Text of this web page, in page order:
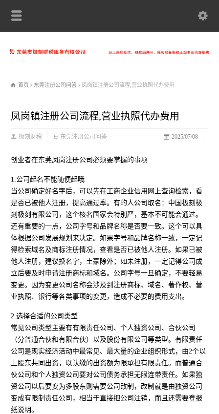
首页 东莞注册公司问答 凤岗镇注册公司流程,营业执照代办费用
凤岗镇注册公司流程,营业执照代办费用
2025/07/08
极刻财税 东莞注册公司问答
创业者在东莞凤岗注册公司必须要掌握的事项
1.公司起名不能随便起哦
当公司确定好名字后，可以先在工商企业信用网上查询检索，看
是否已被他人注册，提高通过率。有的人公司取名：中国极刻极
刻极刻有限公司，这个核名国家会特别严，基本不可能会通过。
还有重要的一点，公司字号和品牌名称是否要一致。这个可以具
体根据公司发展规划来决定。如果字号和品牌名称一致，一定记
得检索域名及商标注册情况，查看是否已被他人注册。如果已被
他人注册，建议换名字，土豪除外；如未注册，一定记得公司成
立后要及时申请注册商标和域名。公司字号一旦确定，不要轻易
变更。因为变更公司名称会涉及到注册商标、域名、著作权、营
业执照、银行等各类事项的变更，造成不必要的费用支出。
2.选择合适的公司类型
常见公司类型主要有有限责任公司、个人独资公司、合伙公司
（分普通合伙和有限合伙）以及股份有限公司等类型。有限责任
公司是现实经济活动中最常见、最大量的企业组织形式，由2个以
上股东共同出资，以认缴的出资额为限承担有限责任。而普通合
伙公司和个人独资公司要对公司债务承担无限连带责任。如果独
资公司以后要变为多股东则需要公司改制，改制就是由独资公司
变成有限制责任公司，相当于直接把公司注销，而且还需要登报
纸说明。